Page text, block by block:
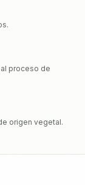
proceso de
origen vegetal.